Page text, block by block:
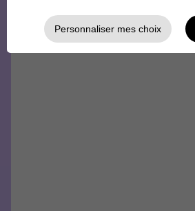
Personnaliser mes choix